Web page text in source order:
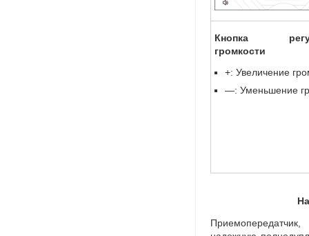
Кнопка
громкости
+: Увеличение
—: Уменьшение
Приемопередатчик